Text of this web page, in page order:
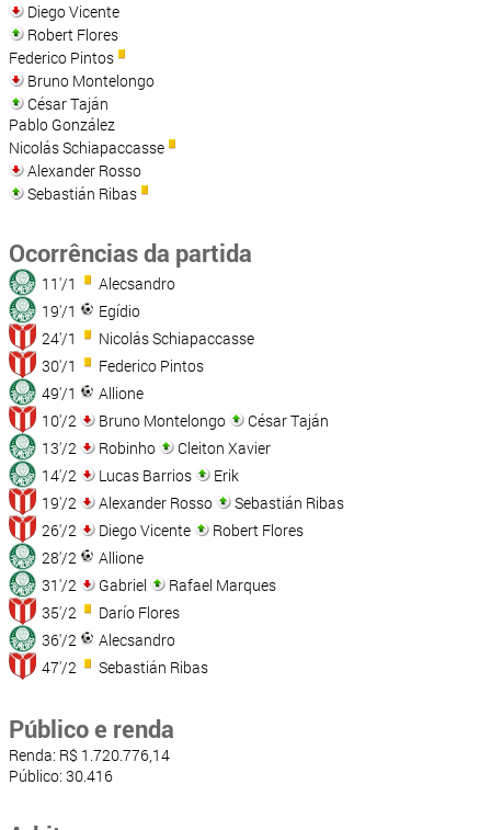
Diego Vicente
Robert Flores
Federico Pintos
Bruno Montelongo
César Taján
Pablo González
Nicolás Schiapaccasse
Alexander Rosso
Sebastián Ribas
Ocorrências da partida
11'/1
Alecsandro
19'/1
Egídio
24'/1
Nicolás Schiapaccasse
30'/1
Federico Pintos
49'/1
Allione
10'/2
Bruno Montelongo
César Taján
13'/2
Robinho
Cleiton Xavier
14'/2
Lucas Barrios
Erik
19'/2
Alexander Rosso
Sebastián Ribas
26'/2
Diego Vicente
Robert Flores
28'/2
Allione
31'/2
Gabriel
Rafael Marques
35'/2
Darío Flores
36'/2
Alecsandro
47'/2
Sebastián Ribas
Público e renda
Renda: R$ 1.720.776,14
Público: 30.416